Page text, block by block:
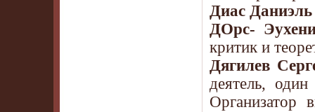
Диас Даниэль
ДОрс-
критик и
Дягилев
деятель,
Организатор